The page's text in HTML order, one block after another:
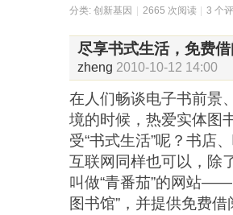
分类: 创新基因 2665 次阅读 3 个
尽享书式生活，免费
zheng 2010-10-12 14:00
在人们畅谈电子书前景
境的时候，热爱实体图
受“书式生活”呢？书店
互联网同样也可以，除
叫做“青番茄”的网站
图书馆”，并提供免费